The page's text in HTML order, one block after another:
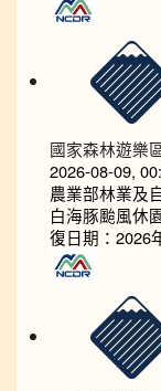
國家森林遊樂
2026-08-09,
農業部林業及
白海豚颱風休
復日期：2026